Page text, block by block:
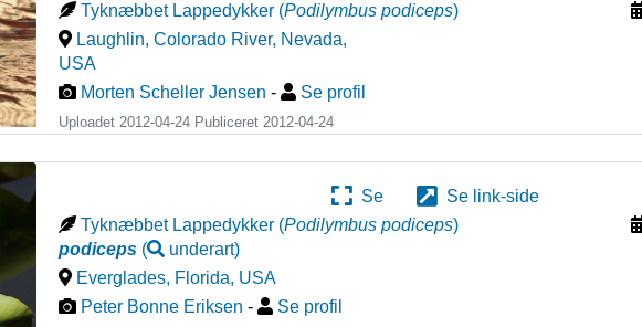
Tyknæbbet Lappedykker (Podilymbus podiceps)
Laughlin, Colorado River, Nevada,
USA
Morten Scheller Jensen - Se profil
Uploadet 2012-04-24 Publiceret2012-04-24
Se
Se link-side
Tyknæbbet Lappedykker (Podilymbus podiceps)
podiceps ( underart)
Everglades, Florida, USA
Peter Bonne Eriksen - Se profil